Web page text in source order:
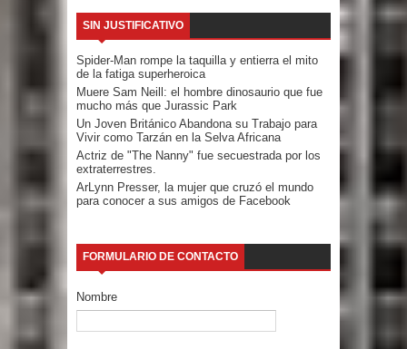
SIN JUSTIFICATIVO
Spider-Man rompe la taquilla y entierra el mito
de la fatiga superheroica
Muere Sam Neill: el hombre dinosaurio que fue
mucho más que Jurassic Park
Un Joven Británico Abandona su Trabajo para
Vivir como Tarzán en la Selva Africana
Actriz de "The Nanny" fue secuestrada por los
extraterrestres.
ArLynn Presser, la mujer que cruzó el mundo
para conocer a sus amigos de Facebook
FORMULARIO DE CONTACTO
Nombre